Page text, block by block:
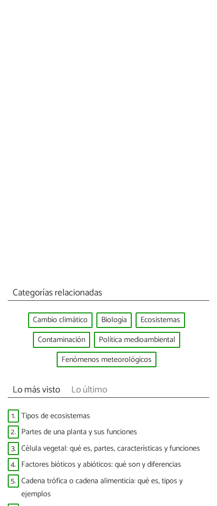
Categorías relacionadas
Cambio climático Biología
Ecosistemas
Contaminación
Política medioambiental
Fenómenos meteorológicos
Lo más visto Lo último
1. Tipos de ecosistemas
2. Partes de una planta y sus funciones
3. Célula vegetal: qué es, partes, características y funciones
4. Factores bióticos y abióticos: qué son y diferencias
5. Cadena trófica o cadena alimenticia: qué es, tipos y
ejemplos